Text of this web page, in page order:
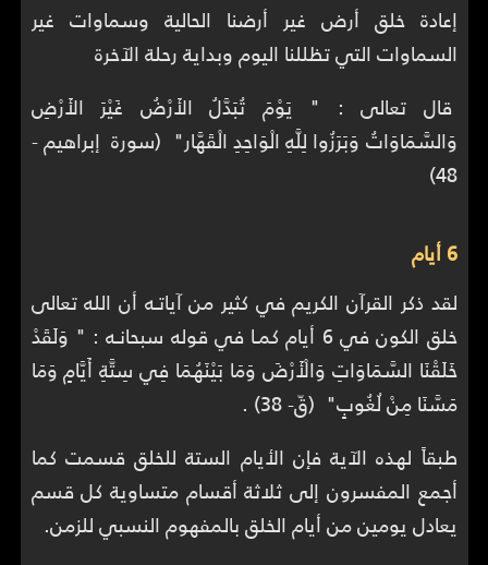
إعادة خلق أرض غير أرضنا الحالية وسماوات غير
السماوات التي تظللنا اليوم وبداية رحلة الآخرة
قال تعالى : "‏ يَوْمَ تُبَدَّلُ الأَرْضُ غَيْرَ الأَرْضِ
وَالسَّمَاوَاتُ وَبَرَزُوا لِلَّهِ الْوَاحِدِ الْقَهَّار‏" (سورة ‏ إبراهيم -
48)
6 أيام
لقد ذكر القرآن الكريم في كثير من آياتـه أن الله تعالى
خلق الكون في 6 أيام كمـا في قوله سبحانـه : " وَلَقَدْ
خَلَقْنَا السَّمَاوَاتِ وَالْأَرْضَ وَمَا بَيْنَهُمَا فِي سِتَّةِ أَيَّامٍ وَمَا
مَسَّنَا مِنْ لُغُوبٍ" (قّ- 38) .
طبقاً لهذه الآية فإن الأيام الستة للخلق قسمت كما
أجمع المفسرون إلى ثلاثة أقسام متساوية كل قسم
يعادل يومين من أيام الخلق بالمفهوم النسبي للزمن.